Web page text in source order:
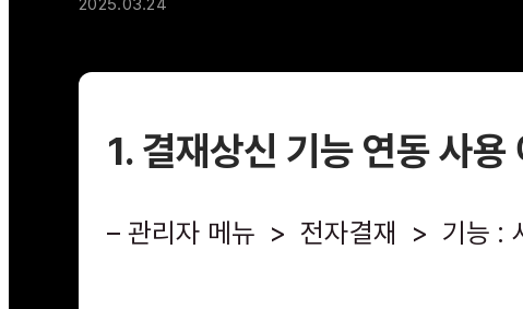
2025.03.24
1. 결재상신 기능 연동 사용
– 관리자 메뉴 > 전자결재 > 기능 :